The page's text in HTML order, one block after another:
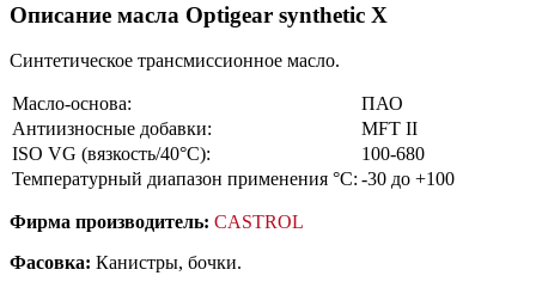
Описание масла Optigear synthetic X
Синтетическое трансмиссионное масло.
Масло-основа:
ПАО
Антиизносные добавки:
MFT II
ISO VG (вязкость/40°С):
100-680
Температурный диапазон применения °С: -30 до +100
Фирма производитель: CASTROL
Фасовка: Канистры, бочки.